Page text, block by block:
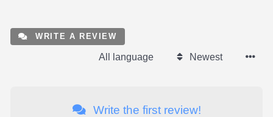
WRITE A REVIEW
All language Newest
Write the first review!